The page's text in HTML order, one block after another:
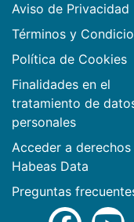
Aviso de Privacidad
Términos y
Política de Cookies
Finalidades en el
tratamiento de
personales
Acceder a derechos
Habeas Data
Preguntas